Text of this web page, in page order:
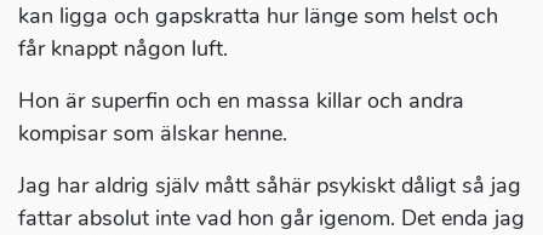
kan ligga och gapskratta hur länge som helst och
får knappt någon luft.
Hon är superfin och en massa killar och andra
kompisar som älskar henne.
Jag har aldrig själv mått såhär psykiskt dåligt så jag
fattar absolut inte vad hon går igenom. Det enda jag